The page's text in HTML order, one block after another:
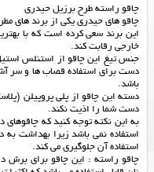
چاقو راسته طرح برزیل حیدری
چاقو های حیدری یکی از برند های
این برند سعی کرده است که با
خارجی رقابت کند.
جنس تیغ این چاقو از استنلس
دست برای استفاده قصاب ها و سر
باشد.
دسته این چاقو از پلی پروپیلن
دست شما را اذیت نکند.
به این نکته توجه کنید که
استفاده نمی باشد زیرا بهداشت
استفاده آن جلوگیری می کند.
چاقو راسته : این چاقو برای برش